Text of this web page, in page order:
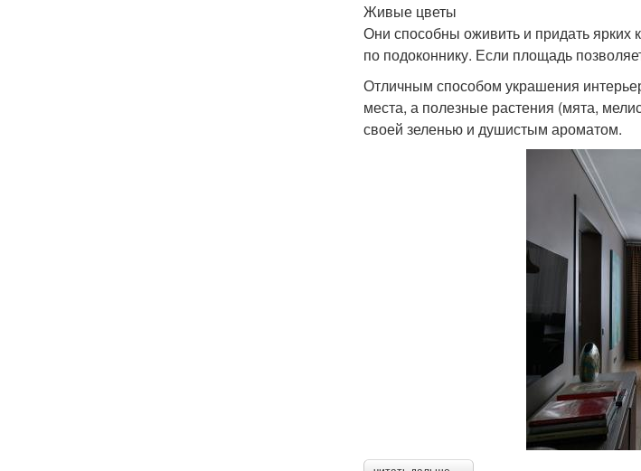
Живые цветы
Они способны оживить и придать
по подоконнику. Если площадь
Отличным способом украшения
места, а полезные растения (мята,
своей зеленью и душистым ароматом.